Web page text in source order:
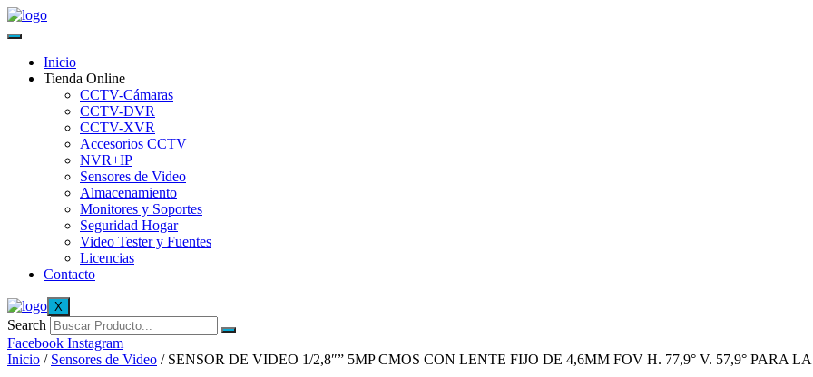
Inicio
Tienda Online
CCTV-Cámaras
CCTV-DVR
CCTV-XVR
Accesorios CCTV
NVR+IP
Sensores de Video
Almacenamiento
Monitores y Soportes
Seguridad Hogar
Video Tester y Fuentes
Licencias
Contacto
X
Search
Facebook Instagram
Inicio / Sensores de Video / SENSOR DE VIDEO 1/2,8″” 5MP CMOS CON LENTE FIJO DE 4,6MM FOV H. 77,9° V. 57,9° PARA